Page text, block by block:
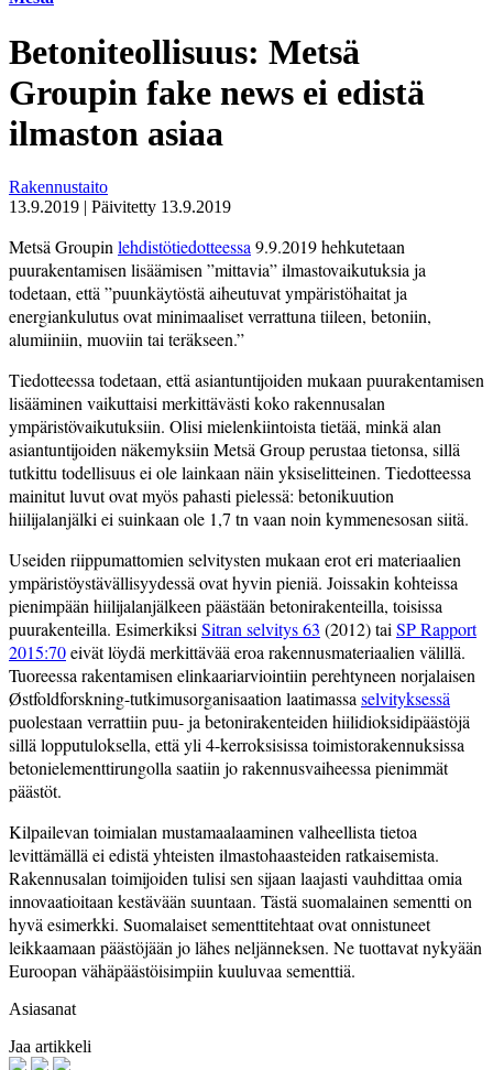
Betoniteollisuus: Metsä
Groupin fake news ei edistä
ilmaston asiaa
Rakennustaito
13.9.2019 | Päivitetty 13.9.2019
Metsä Groupinlehdistötiedotteessa9.9.2019 hehkutetaan
puurakentamisen lisäämisen ”mittavia” ilmastovaikutuksia ja
todetaan, että ”puunkäytöstä aiheutuvat ympäristöhaitat ja
energiankulutus ovat minimaaliset verrattuna tiileen, betoniin,
alumiiniin, muoviin tai teräkseen.”
Tiedotteessa todetaan, että asiantuntijoiden mukaan puurakentamisen
lisääminen vaikuttaisi merkittävästi koko rakennusalan
ympäristövaikutuksiin. Olisi mielenkiintoista tietää, minkä alan
asiantuntijoiden näkemyksiin Metsä Group perustaa tietonsa, sillä
tutkittu todellisuus ei ole lainkaan näin yksiselitteinen. Tiedotteessa
mainitut luvut ovat myös pahasti pielessä: betonikuution
hiilijalanjälki ei suinkaan ole 1,7 tn vaan noin kymmenesosan siitä.
Useiden riippumattomien selvitysten mukaan erot eri materiaalien
ympäristöystävällisyydessä ovat hyvin pieniä. Joissakin kohteissa
pienimpään hiilijalanjälkeen päästään betonirakenteilla, toisissa
puurakenteilla. EsimerkiksiSitran selvitys 63 (2012) taiSP Rapport
2015:70eivät löydä merkittävää eroa rakennusmateriaalien välillä.
Tuoreessa rakentamisen elinkaariarviointiin perehtyneen norjalaisen
Østfoldforskning-tutkimusorganisaation laatimassaselvityksessä
puolestaan verrattiin puu- ja betonirakenteiden hiilidioksidipäästöjä
sillä lopputuloksella, että yli 4-kerroksisissa toimistorakennuksissa
betonielementtirungolla saatiin jo rakennusvaiheessa pienimmät
päästöt.
Kilpailevan toimialan mustamaalaaminen valheellista tietoa
levittämällä ei edistä yhteisten ilmastohaasteiden ratkaisemista.
Rakennusalan toimijoiden tulisi sen sijaan laajasti vauhdittaa omia
innovaatioitaan kestävään suuntaan. Tästä suomalainen sementti on
hyvä esimerkki. Suomalaiset sementtitehtaat ovat onnistuneet
leikkaamaan päästöjään jo lähes neljänneksen. Ne tuottavat nykyään
Euroopan vähäpäästöisimpiin kuuluvaa sementtiä.
Asiasanat
Jaa artikkeli